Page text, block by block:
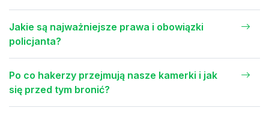
Jakie są najważniejsze prawa i obowiązki
policjanta?
Po co hakerzy przejmują nasze kamerki i jak
się przed tym bronić?